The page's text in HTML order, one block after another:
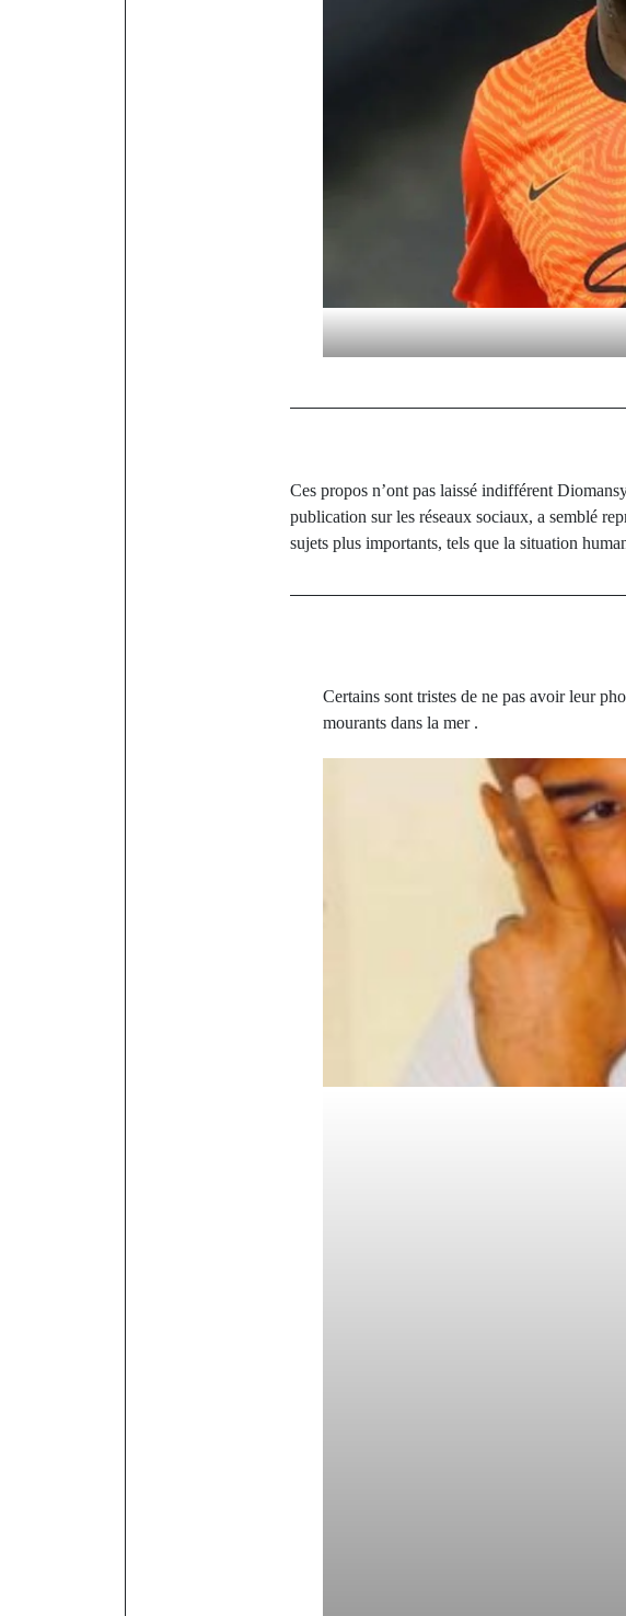
Ces propos n’ont pas laissé indifférent
publication sur les réseaux sociaux, a semblé
sujets plus importants, tels que la situation
Certains sont tristes de ne pas avoir leur
mourants dans la mer .